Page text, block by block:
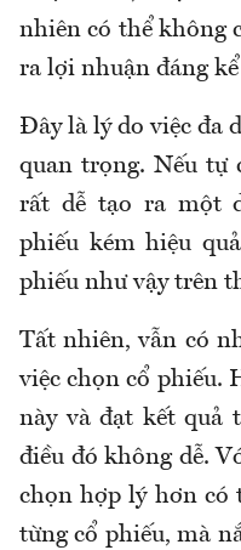
nhiên có thể không
ra lợi nhuận đáng
Đây là lý do việc đa
quan trọng. Nếu tự
rất dễ tạo ra một
phiếu kém hiệu
phiếu như vậy trên
Tất nhiên, vẫn có
việc chọn cổ phiếu.
này và đạt kết quả
điều đó không dễ.
chọn hợp lý hơn có
từng cổ phiếu, mà